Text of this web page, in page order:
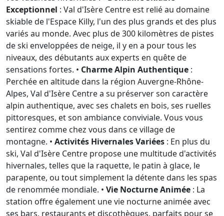
Exceptionnel : Val d'Isère Centre est relié au domaine
skiable de l'Espace Killy, l'un des plus grands et des plus
variés au monde. Avec plus de 300 kilomètres de pistes
de ski enveloppées de neige, il y en a pour tous les
niveaux, des débutants aux experts en quête de
sensations fortes. • Charme Alpin Authentique :
Perchée en altitude dans la région Auvergne-Rhône-
Alpes, Val d'Isère Centre a su préserver son caractère
alpin authentique, avec ses chalets en bois, ses ruelles
pittoresques, et son ambiance conviviale. Vous vous
sentirez comme chez vous dans ce village de
montagne. • Activités Hivernales Variées : En plus du
ski, Val d'Isère Centre propose une multitude d'activités
hivernales, telles que la raquette, le patin à glace, le
parapente, ou tout simplement la détente dans les spas
de renommée mondiale. • Vie Nocturne Animée : La
station offre également une vie nocturne animée avec
ses bars, restaurants et discothèques, parfaits pour se